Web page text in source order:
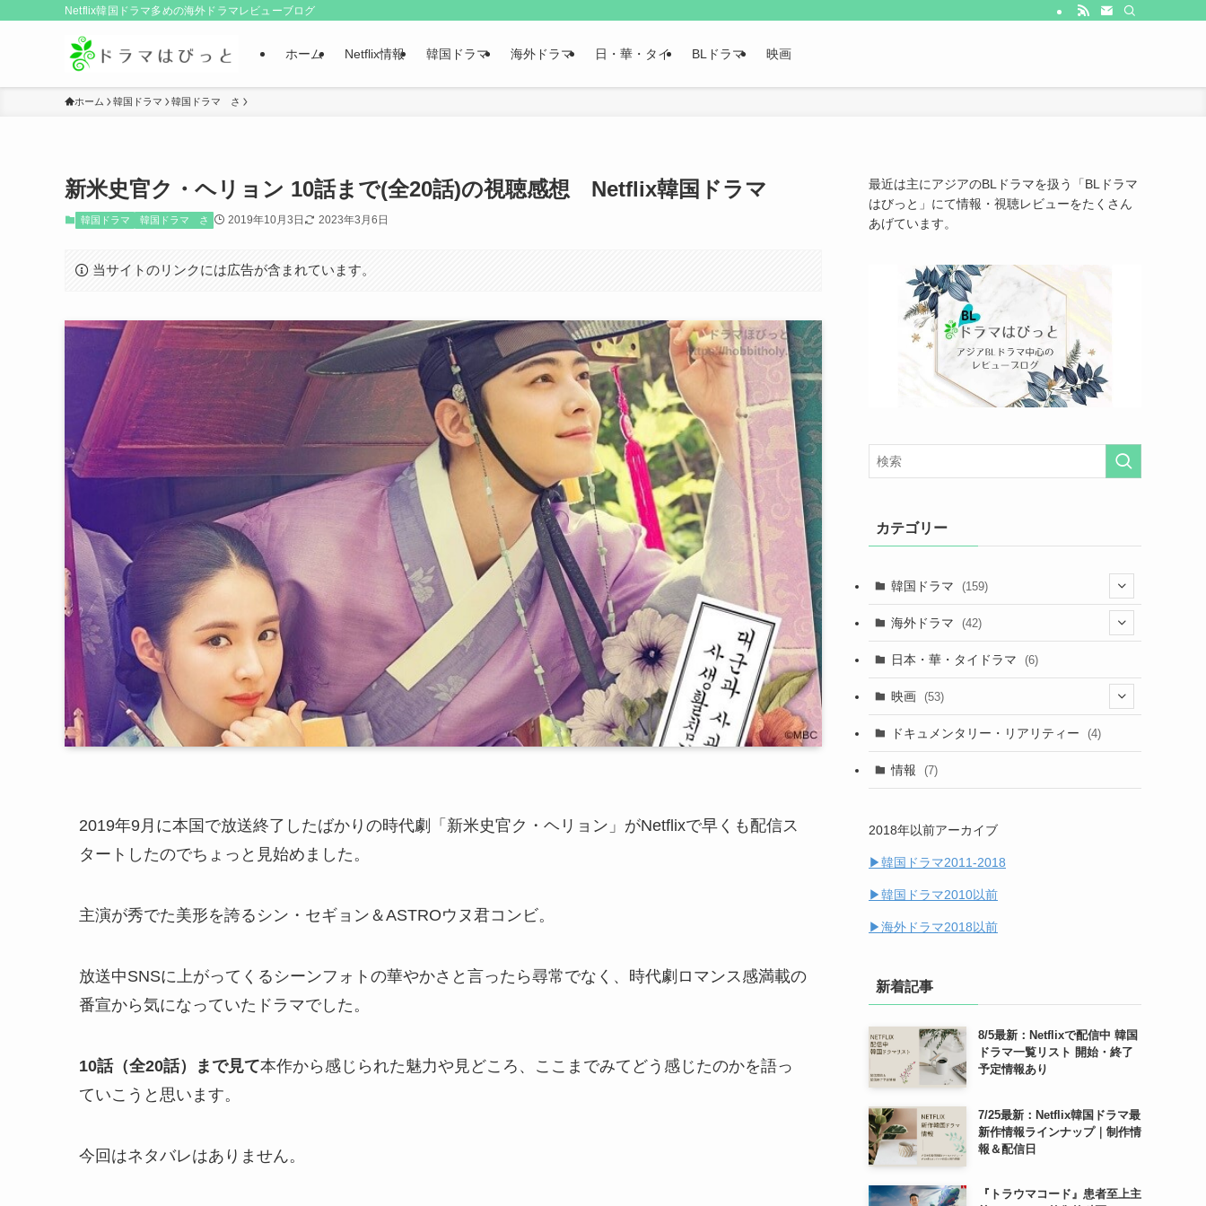
Netflix韓国ドラマ多めの海外ドラマレビューブログ
ホーム Netflix情報 韓国ドラマ 海外ドラマ 日・華・タイ BLドラマ 映画
ホーム 韓国ドラマ 韓国ドラマ さ
新米史官ク・ヘリョン 10話まで(全20話)の視聴感想 Netflix韓国ドラマ
韓国ドラマ 韓国ドラマ さ 2019年10月3日 2023年3月6日
当サイトのリンクには広告が含まれています。
2019年9月に本国で放送終了したばかりの時代劇
「新米史官ク・ヘリョン」がNetflixで早くも配信ス
タートしたのでちょっと見始めました 。
主演が秀でた美形を誇るシン・セギョン＆ASTROウヌ君コンビ。
放送中SNSに上がってくるシーンフォトの華やかさと言ったら尋常でなく、時代劇ロマンス感満載の
番宣から気になっていたドラマでした。
10話（全20話）まで見て本作から感じられた魅力や見どころ、ここまでみてどう感じたのかを語っ
ていこうと思います。
今回はネタバレはありません。
最近は主にアジアのBLドラマを扱う「BLドラマ
はびっと」にて情報・視聴レビューをたくさん
あげています。
カテゴリー
韓国ドラマ (159)
(25)
(27)
(25)
海外ドラマ (42)
(7)
(18)
日本・華・タイドラマ (6)
映画 (53)
(9)
(14)
(7)
ドキュメンタリー・リアリティー (4)
情報 (7)
2018年以前アーカイブ
▶︎韓国ドラマ2011-2018
▶︎韓国ドラマ2010以前
▶︎海外ドラマ2018以前
新着記事
8/5最新：Netflixで配信中 韓国
ドラマ一覧リスト 開始・終了
予定情報あり
7/25最新：Netflix韓国ドラマ最
新作情報ラインナップ｜制作情
報＆配信日
『トラウマコード』患者至上主